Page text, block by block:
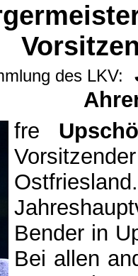
des LKV:
fre
Bender in
Bei allen